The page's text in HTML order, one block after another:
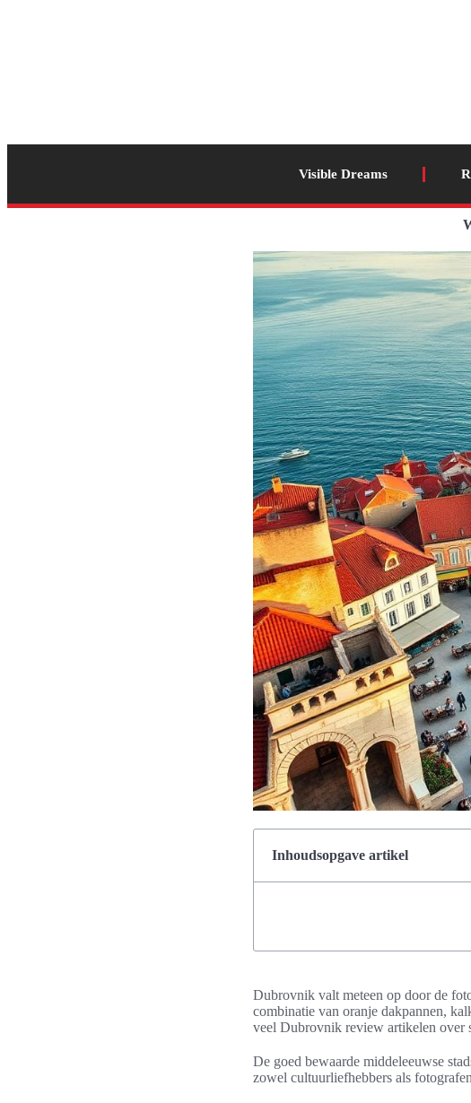
Visible Dreams
Inhoudsopgave artikel
Dubrovnik valt meteen op door de
combinatie van oranje dakpannen,
veel Dubrovnik review artikelen over
De goed bewaarde middeleeuwse
zowel cultuurliefhebbers als